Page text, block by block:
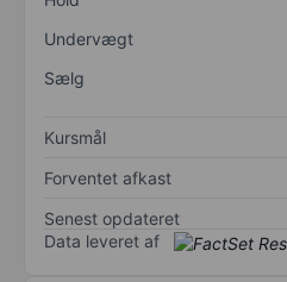
Undervægt
Sælg
Kursmål
Forventet afkast
Senest opdateret
Data leveret af